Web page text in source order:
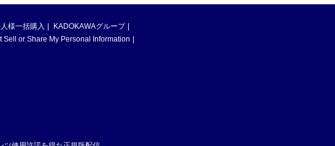
様一括購入
KADOKAWAグループ
Sell or Share My Personal Information